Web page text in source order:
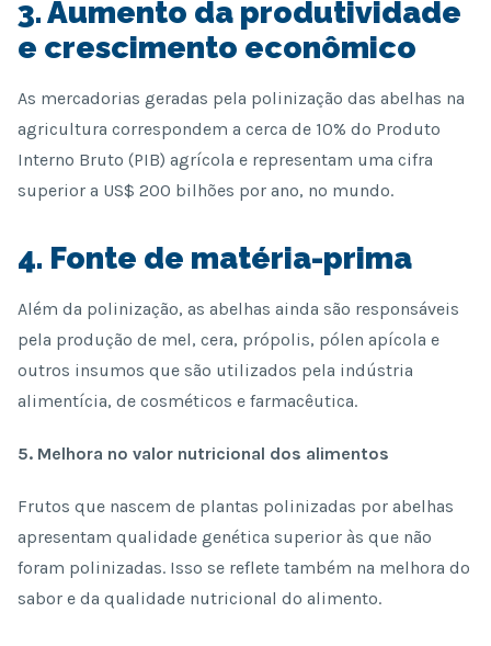
3. Aumento da produtividade
e crescimento econômico
As mercadorias geradas pela polinização das abelhas na
agricultura correspondem a cerca de 10% do Produto
Interno Bruto (PIB) agrícola e representam uma cifra
superior a US$ 200 bilhões por ano, no mundo.
4. Fonte de matéria-prima
Além da polinização, as abelhas ainda são responsáveis
pela produção de mel, cera, própolis, pólen apícola e
outros insumos que são utilizados pela indústria
alimentícia, de cosméticos e farmacêutica.
5. Melhora no valor nutricional dos alimentos
Frutos que nascem de plantas polinizadas por abelhas
apresentam qualidade genética superior às que não
foram polinizadas. Isso se reflete também na melhora do
sabor e da qualidade nutricional do alimento.